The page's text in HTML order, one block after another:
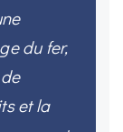
du fer,
et la